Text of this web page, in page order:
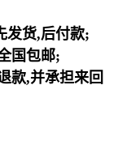
发货,后付款;
国包邮;
款,并承担来回